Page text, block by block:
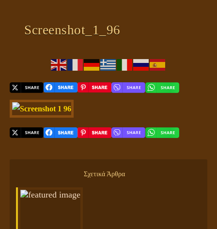
ΚΛΕΙΔΙΑ
Screenshot_1_96
Σχετικά Άρθρα